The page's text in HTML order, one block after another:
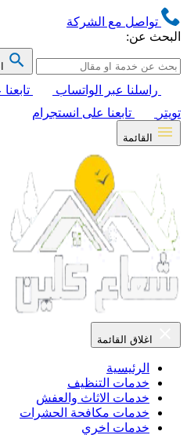
تواصل مع الشركة
البحث عن:
راسلنا عبر الواتساب
تويتر
تابعنا على انستجرام
القائمة
اغلاق القائمة
الرئيسية
خدمات التنظيف
خدمات الاثاث والعفش
خدمات مكافحة الحشرات
خدمات اخري